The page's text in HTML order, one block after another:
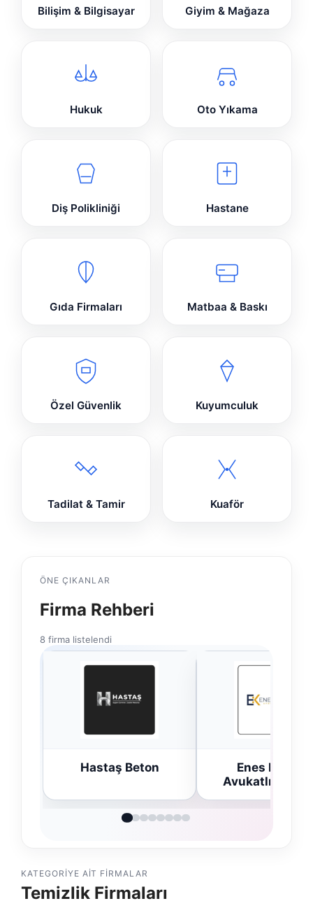
Bilişim & Bilgisayar Giyim & Mağaza
Hukuk Oto Yıkama
Diş Polikliniği Hastane
Gıda Firmaları Matbaa & Baskı
Özel Güvenlik Kuyumculuk
Tadilat & Tamir Kuaför
ÖNE ÇIKANLAR
Firma Rehberi
8 firma listelendi
Enes Kaplan
Trend Yapı
KATEGORIYE AIT FIRMALAR
Temizlik Firmaları